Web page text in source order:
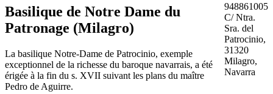
Basilique de Notre Dame du
Patronage (Milagro)
La basilique Notre-Dame de Patrocinio, exemple
exceptionnel de la richesse du baroque navarrais, a été
érigée à la fin du s. XVII suivant les plans du maître
Pedro de Aguirre.
948861005
C/ Ntra.
Sra. del
Patrocinio,
31320
Milagro,
Navarra